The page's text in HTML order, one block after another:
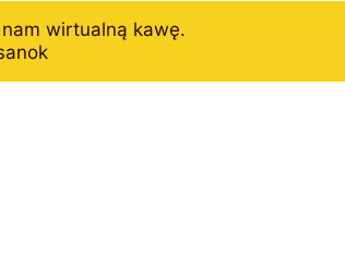
wirtualną kawę.